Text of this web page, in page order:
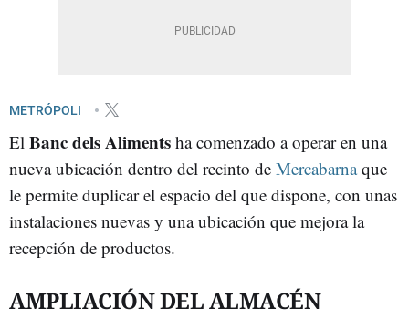
METRÓPOLI
El Banc dels Aliments ha comenzado a operar en una
nueva ubicación dentro del recinto de Mercabarnaque
le permite duplicar el espacio del que dispone, con unas
instalaciones nuevas y una ubicación que mejora la
recepción de productos.
AMPLIACIÓN DEL ALMACÉN